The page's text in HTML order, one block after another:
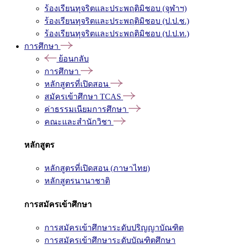
ร้องเรียนทุจริตและประพฤติมิชอบ (จุฬาฯ)
ร้องเรียนทุจริตและประพฤติมิชอบ (ป.ป.ช.)
ร้องเรียนทุจริตและประพฤติมิชอบ (ป.ป.ท.)
การศึกษา
ย้อนกลับ
การศึกษา
หลักสูตรที่เปิดสอน
สมัครเข้าศึกษา TCAS
ค่าธรรมเนียมการศึกษา
คณะและสำนักวิชา
หลักสูตร
หลักสูตรที่เปิดสอน (ภาษาไทย)
หลักสูตรนานาชาติ
การสมัครเข้าศึกษา
การสมัครเข้าศึกษาระดับปริญญาบัณฑิต
การสมัครเข้าศึกษาระดับบัณฑิตศึกษา